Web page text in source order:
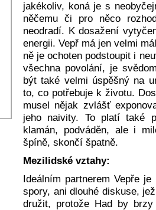
jakékoliv, koná je s
něčemu či pro něco
neodradí. K dosažení
energii. Vepř má jen velmi
ně je ochoten podstoupit i
všechna povolání, je
být také velmi úspěšný na
to, co potřebuje k životu.
musel nějak zvlášť
jeho naivity. To platí také
klamán, podváděn, ale i
špíně, skončí špatně.
Mezilidské vztahy:
Ideálním partnerem Vepře
spory, ani dlouhé diskuse,
družit, protože Had by